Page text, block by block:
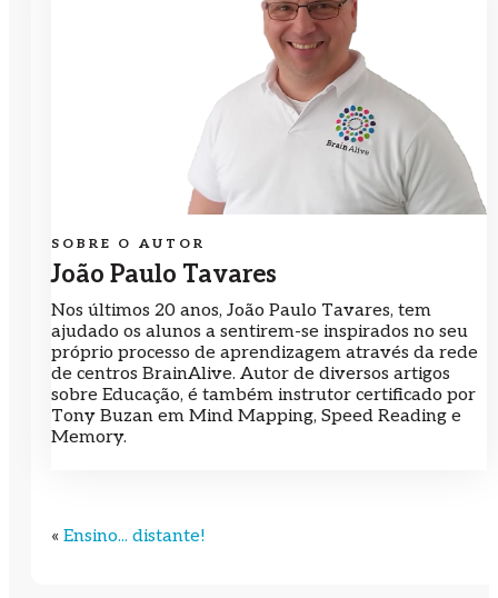
SOBRE O AUTOR
João Paulo Tavares
Nos últimos 20 anos, João Paulo Tavares, tem
ajudado os alunos a sentirem-se inspirados no seu
próprio processo de aprendizagem através da rede
de centros BrainAlive. Autor de diversos artigos
sobre Educação, é também instrutor certificado por
Tony Buzan em Mind Mapping, Speed Reading e
Memory.
« Ensino... distante!